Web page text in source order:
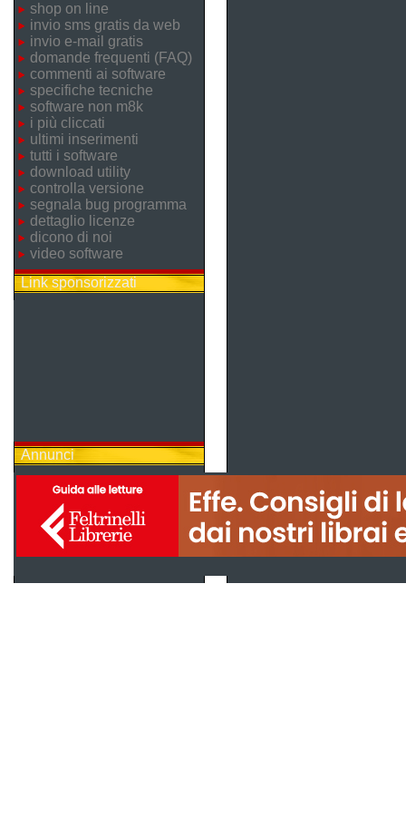
shop on line
invio sms gratis da web
invio e-mail gratis
domande frequenti (FAQ)
commenti ai software
specifiche tecniche
software non m8k
i più cliccati
ultimi inserimenti
tutti i software
download utility
controlla versione
segnala bug programma
dettaglio licenze
dicono di noi
video software
Link sponsorizzati
Annunci